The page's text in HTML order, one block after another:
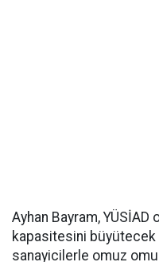
Ayhan Bayram,
kapasitesini
sanayicilerle omuz